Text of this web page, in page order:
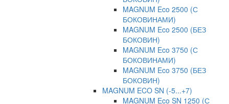
MAGNUM Eco 2500 (С
БОКОВИНАМИ)
MAGNUM Eco 2500 (БЕЗ
БОКОВИН)
MAGNUM Eco 3750 (С
БОКОВИНАМИ)
MAGNUM Eco 3750 (БЕЗ
БОКОВИН)
MAGNUM ECO SN (-5...+7)
MAGNUM Eco SN 1250 (С